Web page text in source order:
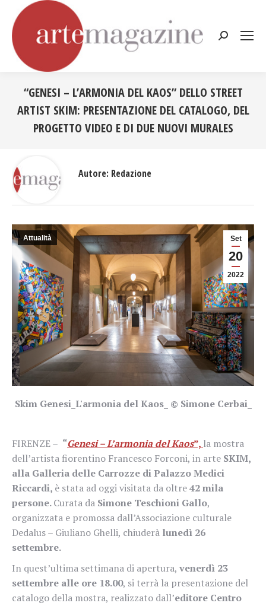
Cerca:
“GENESI – L’ARMONIA DEL KAOS” DELLO STREET
ARTIST SKIM: PRESENTAZIONE DEL CATALOGO, DEL
PROGETTO VIDEO E DI DUE NUOVI MURALES
Set
20
2022
Attualità
Skim Genesi_L'armonia del Kaos_ © Simone Cerbai_
FIRENZE – “Genesi – L’armonia del Kaos”, la mostra
dell’artista fiorentino Francesco Forconi, in arte SKIM,
alla Galleria delle Carrozze di Palazzo Medici
Riccardi, è stata ad oggi visitata da oltre42 mila
persone.Curata da Simone Teschioni Gallo,
organizzata e promossa dall’Associazione culturale
Dedalus – Giuliano Ghelli, chiuderà lunedì 26
settembre.
In quest’ultima settimana di apertura, venerdì 23
settembre alle ore 18.00, si terrà la presentazione del
catalogo della mostra, realizzato dall’editore Centro
Autore: Redazione